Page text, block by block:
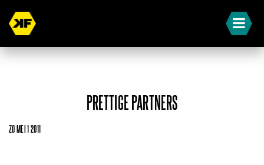
PRETTIGE PARTNERS
ZO MEI 1 2011